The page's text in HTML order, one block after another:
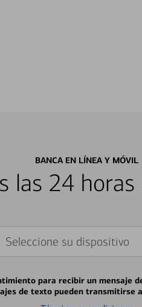
BANCA EN LÍNEA Y MÓVIL
las 24
Seleccione su dispositivo
para recibir un mensaje
de texto pueden transmitirse